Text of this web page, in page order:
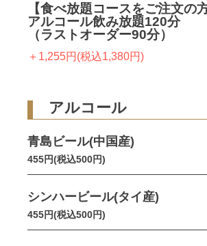
【食べ放題コースをご注文の
アルコール飲み放題120分
（ラストオーダー90分）
＋1,255円(税込1,380円)
アルコール
青島ビール(中国産)
455円(税込500円)
シンハービール(タイ産)
455円(税込500円)